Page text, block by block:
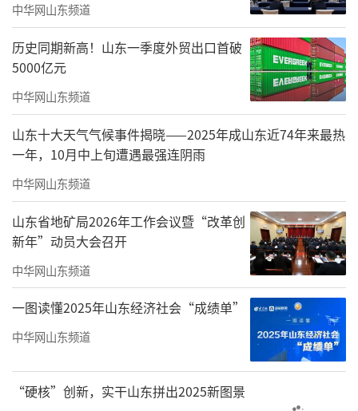
范宇新为山东省煤田地质局局长。
免去：
宫志远的山东省人民政府副秘书长职务。
李玮的山东省鲁信投资控股集团有限公司
董事长、董事职务。
（来源：山东省政府网站）
责任编辑：王若羲
中华网山东频道
历史同期新高！山东一季度外贸出口首破
5000亿元
中华网山东频道
山东十大天气气候事件揭晓——2025年成山东近74年来最热
一年，10月中上旬遭遇最强连阴雨
中华网山东频道
山东省地矿局2026年工作会议暨“改革创
新年”动员大会召开
中华网山东频道
一图读懂2025年山东经济社会“成绩单”
中华网山东频道
“硬核”创新，实干山东拼出2025新图景